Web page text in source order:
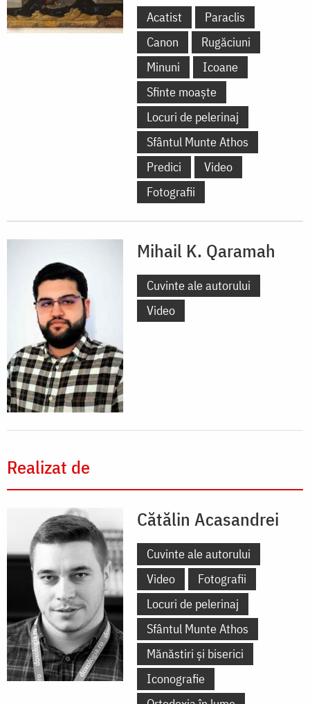
Acatist
Paraclis
Canon
Rugăciuni
Minuni
Icoane
Sfinte moaște
Locuri de pelerinaj
Sfântul Munte Athos
Predici
Video
Fotografii
Mihail K. Qaramah
Cuvinte ale autorului
Video
Realizat de
Cătălin Acasandrei
Cuvinte ale autorului
Video
Fotografii
Locuri de pelerinaj
Sfântul Munte Athos
Mănăstiri și biserici
Iconografie